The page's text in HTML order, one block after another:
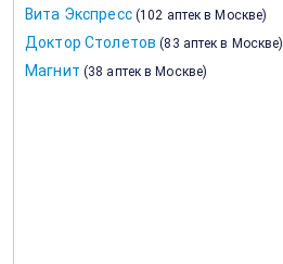
Вита Экспресс (102 аптек в Москве)
Доктор Столетов (83 аптек в Москве)
Магнит (38 аптек в Москве)